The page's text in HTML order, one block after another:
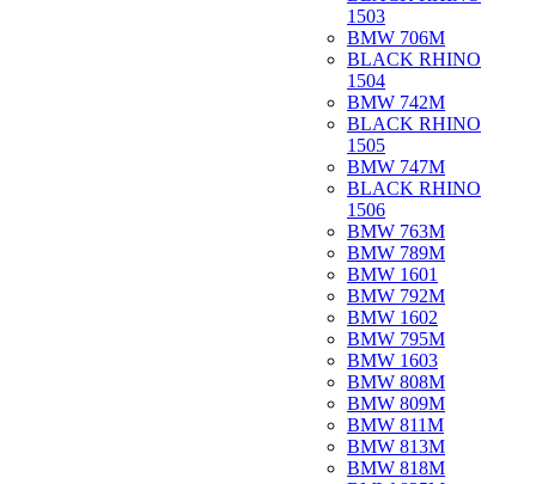
1503
BMW 706M
BLACK RHINO
1504
BMW 742M
BLACK RHINO
1505
BMW 747M
BLACK RHINO
1506
BMW 763M
BMW 789M
BMW 1601
BMW 792M
BMW 1602
BMW 795M
BMW 1603
BMW 808M
BMW 809M
BMW 811M
BMW 813M
BMW 818M